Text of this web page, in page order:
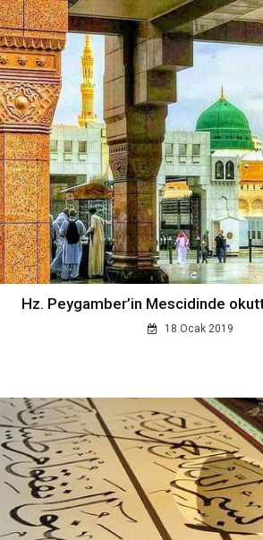
Hz. Peygamber’in Mescidinde
18 Ocak 2019